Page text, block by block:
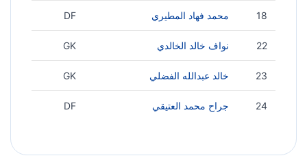
18 محمد فهاد المطيري DF
22 نواف خالد الخالدي GK
23 خالد عبدالله الفضلي GK
24 جراح محمد العتيقي DF